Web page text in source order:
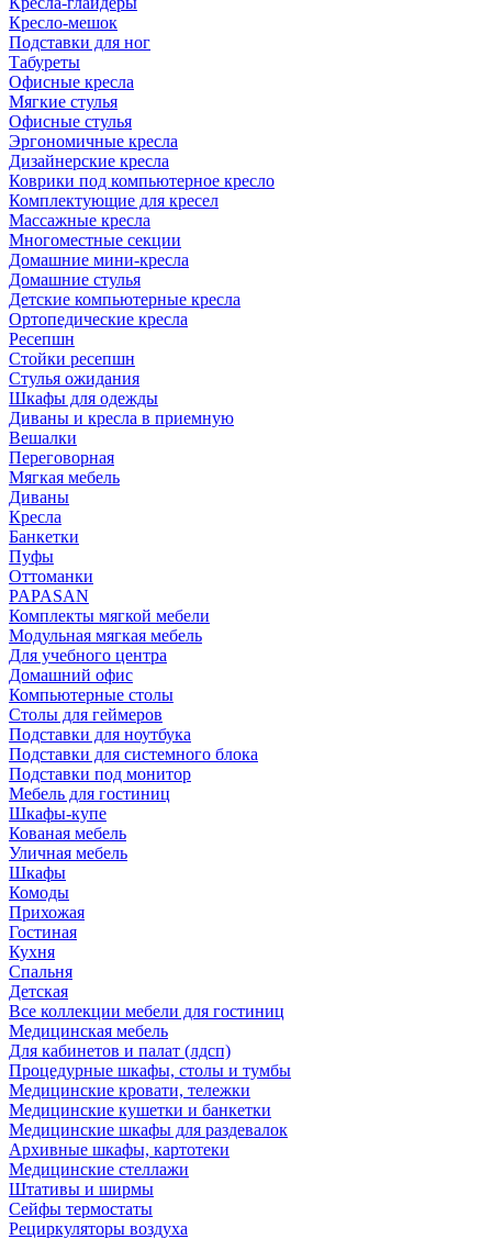
Кресло-мешок
Подставки для ног
Табуреты
Офисные кресла
Мягкие стулья
Офисные стулья
Эргономичные кресла
Дизайнерские кресла
Коврики под компьютерное кресло
Комплектующие для кресел
Массажные кресла
Многоместные секции
Домашние мини-кресла
Домашние стулья
Детские компьютерные кресла
Ортопедические кресла
Ресепшн
Стойки ресепшн
Стулья ожидания
Шкафы для одежды
Диваны и кресла в приемную
Вешалки
Переговорная
Мягкая мебель
Диваны
Кресла
Банкетки
Пуфы
Оттоманки
PAPASAN
Комплекты мягкой мебели
Модульная мягкая мебель
Для учебного центра
Домашний офис
Компьютерные столы
Столы для геймеров
Подставки для ноутбука
Подставки для системного блока
Подставки под монитор
Мебель для гостиниц
Шкафы-купе
Кованая мебель
Уличная мебель
Шкафы
Комоды
Прихожая
Гостиная
Кухня
Спальня
Детская
Все коллекции мебели для гостиниц
Медицинская мебель
Для кабинетов и палат (лдсп)
Процедурные шкафы, столы и тумбы
Медицинские кровати, тележки
Медицинские кушетки и банкетки
Медицинские шкафы для раздевалок
Архивные шкафы, картотеки
Медицинские стеллажи
Штативы и ширмы
Сейфы термостаты
Рециркуляторы воздуха